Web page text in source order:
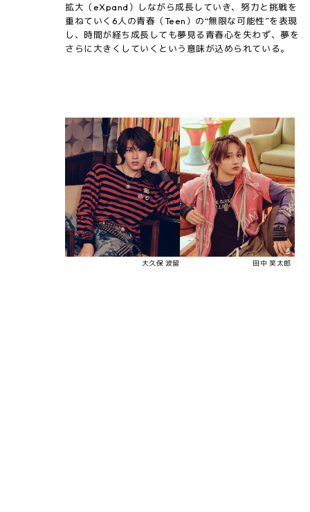
拡大（eXpand）しながら成長していき、 努力と挑戦を
重ねていく6人の青春（Teen）の“無限な可能性”を表現
し、時間が経ち成長しても夢見る青春心を失わず、夢を
さらに大きくしていくという意味が込められている。
大久保 波留 田中 笑太郎